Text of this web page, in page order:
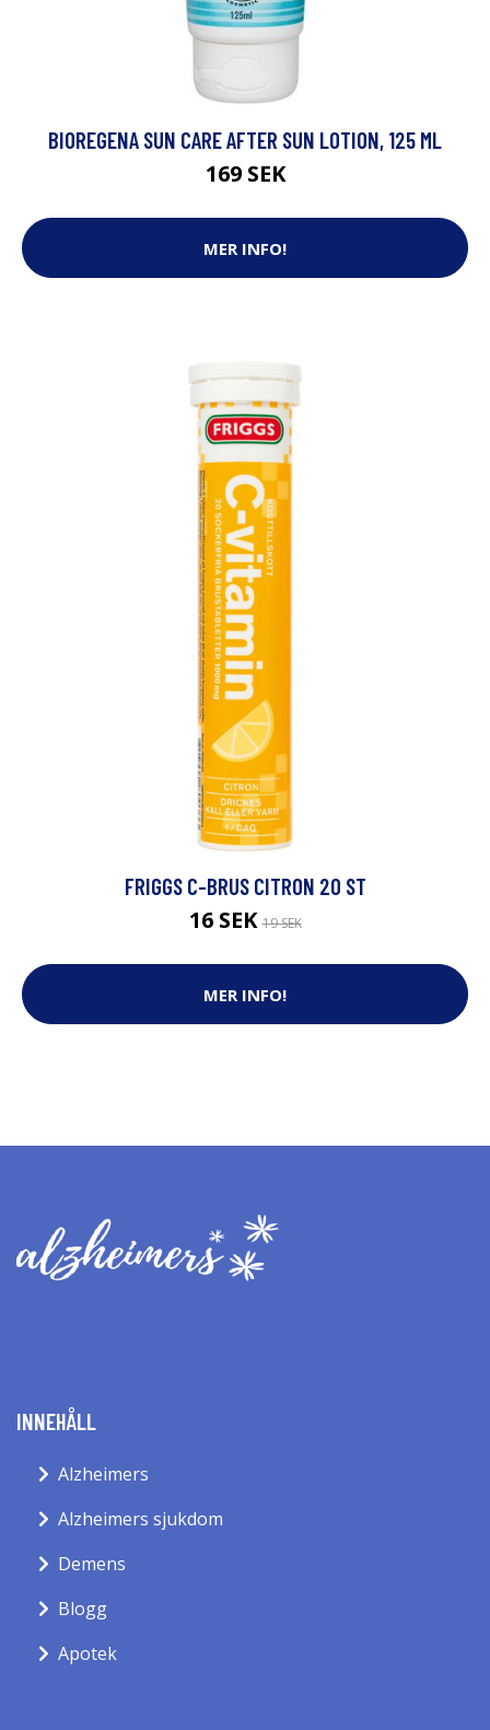
BIOREGENA SUN CARE AFTER SUN LOTION, 125 ML
169 SEK
MER INFO!
FRIGGS C-BRUS CITRON 20 ST
16 SEK19 SEK
MER INFO!
INNEHÅLL
Alzheimers
Alzheimers sjukdom
Demens
Blogg
Apotek